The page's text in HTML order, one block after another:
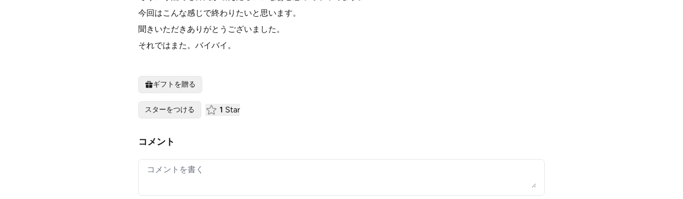
今回はこんな感じで終わりたいと思います。
聞きいただきありがとうございました。
それではまた。バイバイ。
ギフトを贈る
スターをつける 1 Star
コメント
Your comment